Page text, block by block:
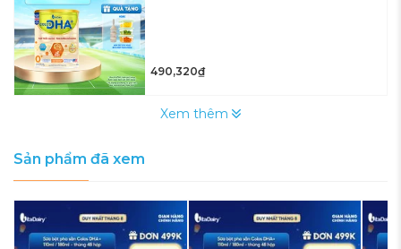
490,320₫
Xem thêm
Sản phẩm đã xem